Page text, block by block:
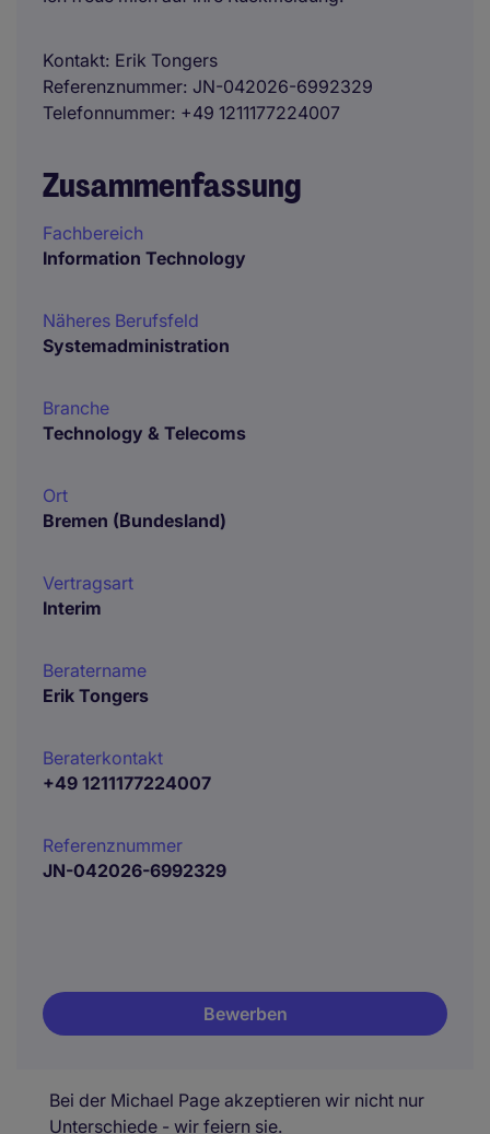
Kontakt Erik Tongers
Referenznummer JN-042026-6992329
Telefonnummer +49 1211177224007
Zusammenfassung
Fachbereich
Information Technology
Näheres Berufsfeld
Systemadministration
Branche
Technology & Telecoms
Ort
Bremen (Bundesland)
Vertragsart
Interim
Beratername
Erik Tongers
Beraterkontakt
+49 1211177224007
Referenznummer
JN-042026-6992329
Bewerben
Bei der Michael Page akzeptieren wir nicht nur
Unterschiede - wir feiern sie.